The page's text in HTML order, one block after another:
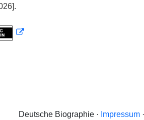
Deutsche Biographie · Impressum ·